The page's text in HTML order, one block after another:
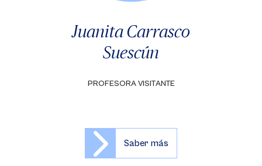
Juanita Carrasco
Suescún
PROFESORA VISITANTE
Saber más